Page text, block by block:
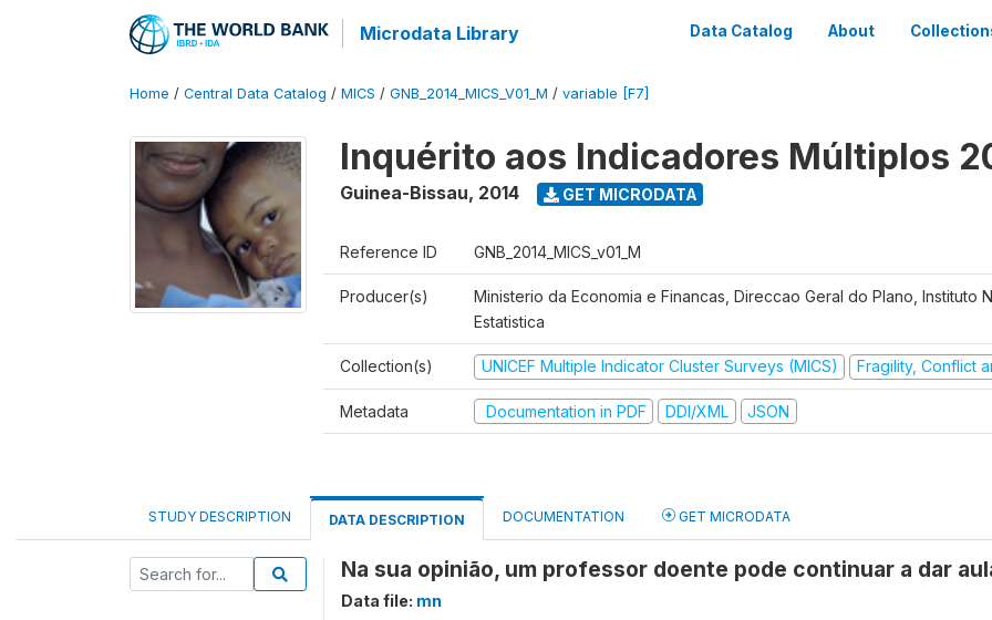
Microdata Library Data Catalog About
Home / Central Data Catalog / MICS / GNB_2014_MICS_V01_M / variable [F7]
Inquérito aos Indicadores Múltiplos
Guinea-Bissau, 2014 GET MICRODATA
Reference ID GNB_2014_MICS_v01_M
Producer(s)
Ministerio da Economia e Financas, Direccao Geral do Plano, Instituto
Estatistica
Collection(s) UNICEF Multiple Indicator Cluster Surveys (MICS) Fragility, Conflict
Metadata Documentation in PDF DDI/XML JSON
STUDY DESCRIPTION DATA DESCRIPTION DOCUMENTATION GET MICRODATA
Na sua opinião, um professor doente pode continuar a dar
Data file: mn